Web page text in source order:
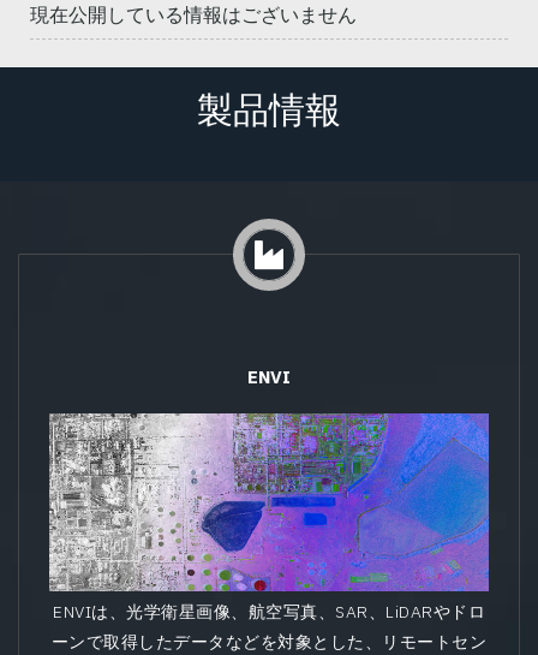
現在公開している情報はございません
製品情報
ENVI
ENVIは、光学衛星画像、航空写真、SAR、LiDARやドロ
ーンで取得したデータなどを対象とした、リモートセン